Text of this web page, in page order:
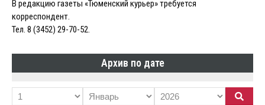
В редакцию газеты «Тюменский курьер» требуется
корреспондент.
Тел. 8 (3452) 29-70-52.
Архив по дате